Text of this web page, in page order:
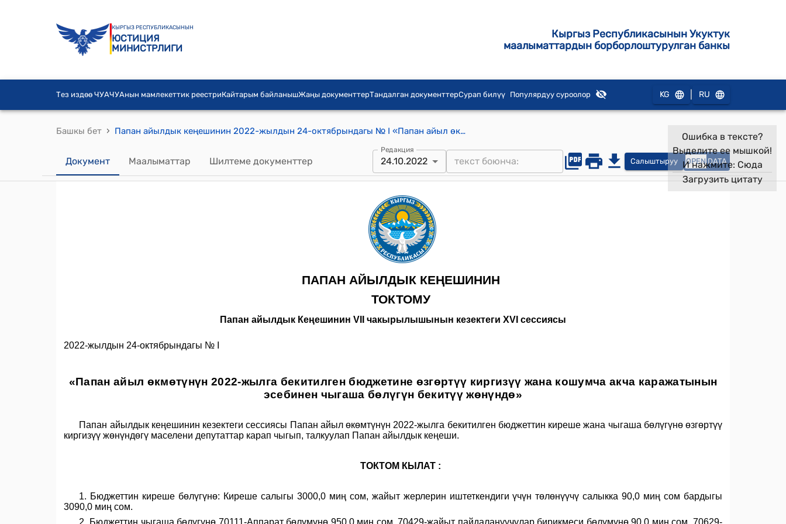
КЫРГЫЗ РЕСПУБЛИКАСЫНЫН
ЮСТИЦИЯ
МИНИСТРЛИГИ
Кыргыз Республикасынын Укуктук
маалыматтардын борборлоштурулган банкы
Тез издөө ЧУАЧУАнын мамлекеттик реестриКайтарым байланышЖаңы документтерТандалган документтерСурап билүү Популярдуу суроолор KG RU
Башкы бет › Папан айылдык кеңешинин 2022-жылдын 24-октябрындагы № I «Папан айыл өкмөтүнүн 2022-жылга бекитилген бюджетине өзгөртүү киргизүү жана кошумча акча каражатынын эсебинен чыгаша бөлүгүн бекитүү жөнүндө» токтому
Документ Маалыматтар Шилтеме документтер
Редакция
24.10.2022 Салыштыруу OPEN DATA
Ошибка в тексте?
Выделите ее мышкой!
И нажмите: Сюда
Загрузить цитату